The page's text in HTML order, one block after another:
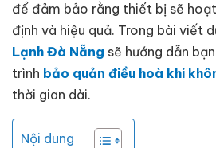
để đảm bảo rằng thiết bị sẽ
định và hiệu quả. Trong bài viết
Lạnh Đà Nẵng sẽ hướng dẫn
trình bảo quản điều hoà khi
thời gian dài.
Nội dung